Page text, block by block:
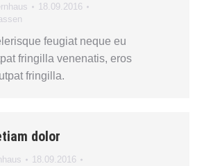
18.09.2016
feugiat neque eu
fringilla venenatis, eros
fringilla.
dolor
18.09.2016